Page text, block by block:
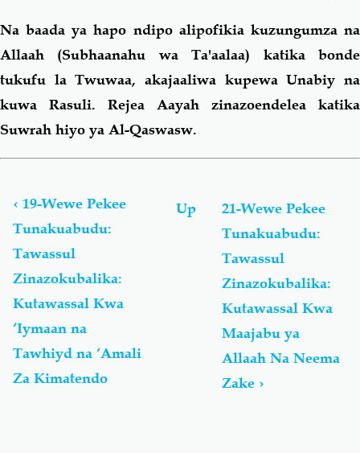
Na baada ya hapo ndipo alipofikia kuzungumza na
Allaah (Subhaanahu wa Ta'aalaa) katika bonde
tukufu la Twuwaa, akajaaliwa kupewa Unabiy na
kuwa Rasuli. Rejea Aayah zinazoendelea katika
Suwrah hiyo ya Al-Qaswasw.
links
for
إِيَّاكَ
نَعْبُدُ
وَإِيَّاكَ
Wewe
Pekee
Tunakuabudu
Na
‹ 19-Wewe Pekee
Tunakuabudu:
Tawassul
Zinazokubalika:
Kutawassal Kwa
‘Iymaan na
Tawhiyd na ‘Amali
Za Kimatendo
Up
21-Wewe Pekee
Tunakuabudu:
Tawassul
Zinazokubalika:
Kutawassal Kwa
Maajabu ya
Allaah Na Neema
Zake ›